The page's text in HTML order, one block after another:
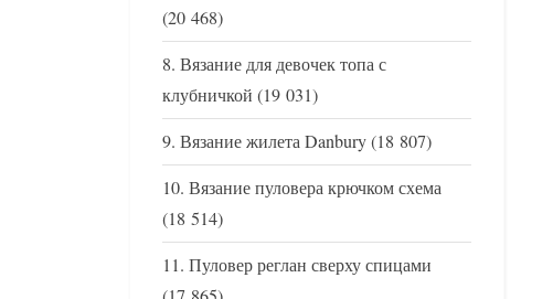
(20 468)
Вязание для девочек топа с
клубничкой (19 031)
Вязание жилета Danbury(18 807)
Вязание пуловера крючком схема
(18 514)
Пуловер реглан сверху спицами